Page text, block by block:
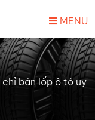
MENU
bán lốp ô tô uy